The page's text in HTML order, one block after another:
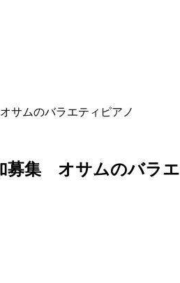
サムのバラエティピアノ
募集 オサムのバラエ